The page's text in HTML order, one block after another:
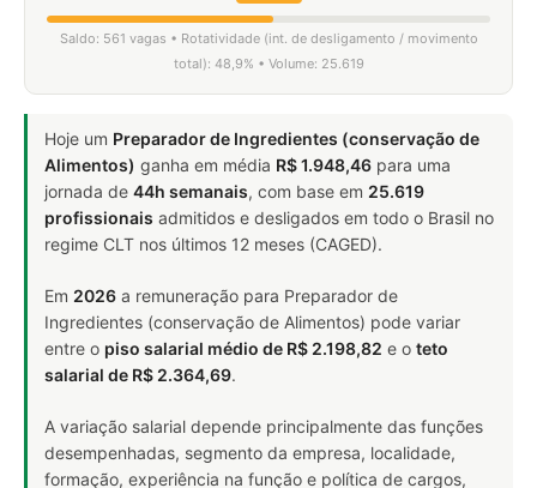
Saldo: 561 vagas • Rotatividade (int. de desligamento / movimento
total): 48,9% • Volume: 25.619
Hoje um Preparador de Ingredientes (conservação de
Alimentos) ganha em média R$ 1.948,46 para uma
jornada de 44h semanais, com base em 25.619
profissionais admitidos e desligados em todo o Brasil no
regime CLT nos últimos 12 meses (CAGED).
Em 2026 a remuneração para Preparador de
Ingredientes (conservação de Alimentos) pode variar
entre o piso salarial médio de R$ 2.198,82 e o teto
salarial de R$ 2.364,69.
A variação salarial depende principalmente das funções
desempenhadas, segmento da empresa, localidade,
formação, experiência na função e política de cargos,